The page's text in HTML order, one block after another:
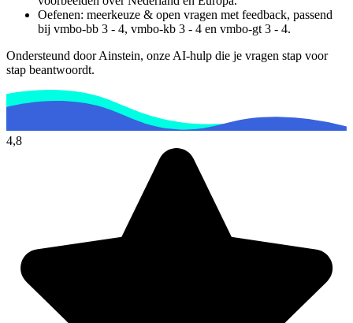
Oefenen: meerkeuze & open vragen met feedback, passend
bij vmbo-bb 3 - 4, vmbo-kb 3 - 4 en vmbo-gt 3 - 4.
Ondersteund door Ainstein, onze AI-hulp die je vragen stap voor
stap beantwoordt.
4,8